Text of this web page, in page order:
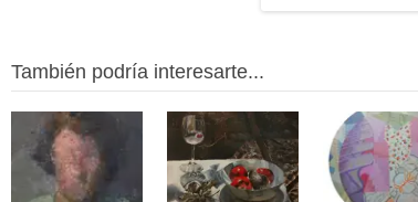
También podría interesarte...